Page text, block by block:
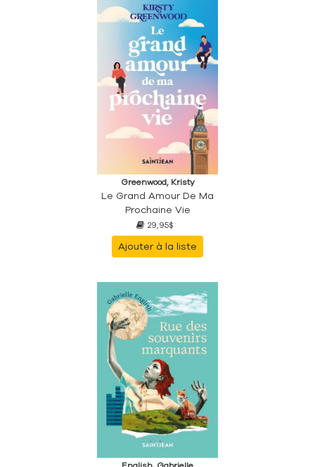
Greenwood, Kristy
Le Grand Amour De Ma
Prochaine Vie
29,95$
Ajouter à la liste